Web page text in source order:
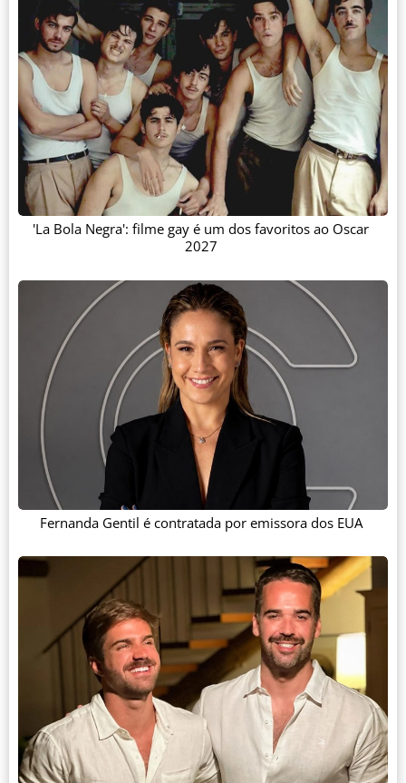
'La Bola Negra': filme gay é um dos favoritos ao Oscar
2027
Fernanda Gentil é contratada por emissora dos EUA